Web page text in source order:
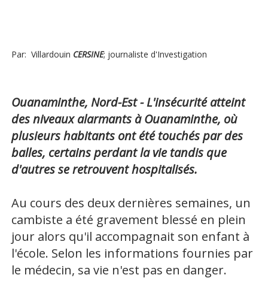
Par: Villardouin CERSINE; journaliste d'Investigation
Ouanaminthe, Nord-Est - L'insécurité atteint
des niveaux alarmants à Ouanaminthe, où
plusieurs habitants ont été touchés par des
balles, certains perdant la vie tandis que
d'autres se retrouvent hospitalisés.
Au cours des deux dernières semaines, un
cambiste a été gravement blessé en plein
jour alors qu'il accompagnait son enfant à
l'école. Selon les informations fournies par
le médecin, sa vie n'est pas en danger.